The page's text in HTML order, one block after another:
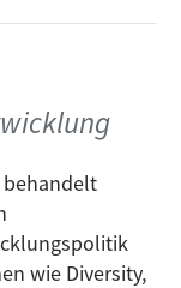
die
der LUCA
behandelt
wie Diversity,